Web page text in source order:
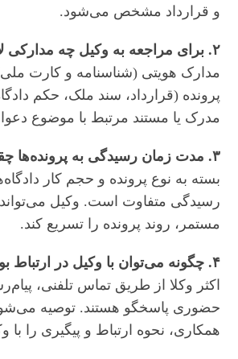
و قرارداد مشخص می‌شود.
۲. برای مراجعه به وکیل چه مدارکی لازم است؟
مدارک هویتی (شناسنامه و کارت
پرونده (قرارداد، سند ملک، حکم
مدرک یا مستند مرتبط با موضوع
۳. مدت زمان رسیدگی به پرونده‌ها چقدر است؟
بسته به نوع پرونده و حجم کار
رسیدگی متفاوت است. وکیل می‌تواند
مستمر، روند پرونده را تسریع کند.
۴. چگونه می‌توان با وکیل در ارتباط بود و پیگیری کرد؟
اکثر وکلا از طریق تماس تلفنی،
حضوری پاسخگو هستند. توصیه
همکاری، نحوه ارتباط و پیگیری را با